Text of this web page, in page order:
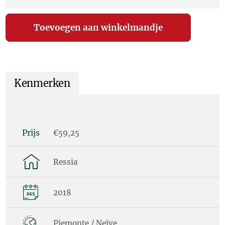
Kenmerken
Prijs €59,25
Ressia
2018
Piemonte / Neive